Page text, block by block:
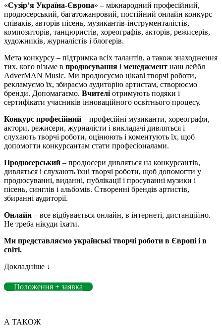
«Сузір’я Україна-Європа» – міжнародний професійний,
продюсерський, багатожанровий, постійний онлайн конкурс
співаків, авторів пісень, музикантів-інструменталістів,
композиторів, танцюристів, хореографів, акторів, режисерів,
художників, журналістів і блогерів.
Мета конкурсу – підтримка всіх талантів, а також знаходження
тих, кого візьме в продюсування і менеджмент наш лейбл
AdverMAN Music. Ми продюсуємо цікаві творчі роботи,
рекламуємо їх, збираємо аудиторію артистам, створюємо
бренди. Допомагаємо. Вчителі отримують подяки і
сертифікати учасників інноваційного освітнього процесу.
Конкурс професійний – професійні музиканти, хореографи,
актори, режисери, журналісти і викладачі дивляться і
слухають творчі роботи, оцінюють і коментують їх, щоб
допомогти конкурсантам стати професіоналами.
Продюсерський – продюсери дивляться на конкурсантів,
дивляться і слухають їхні творчі роботи, щоб допомогти у
продюсуванні, виданні, публікації і просуванні музики і
пісень, синглів і альбомів. Створенні брендів артистів,
збиранні аудиторії.
Онлайн – все відбувається онлайн, в інтернеті, дистанційно.
Не треба нікуди їхати.
Ми представляємо українські творчі роботи в Європі і в
світі.
Докладніше ↓
Положення + заявка
А ТАКОЖ